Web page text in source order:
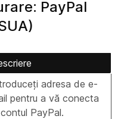
PayPal
adresa de e-
pentru a vă conecta
PayPal.